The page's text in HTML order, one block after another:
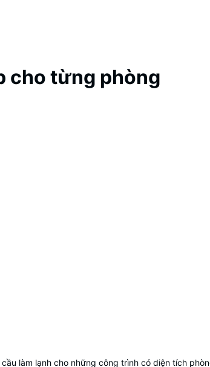
cho từng phòng
làm lạnh cho những công trình có diện tích